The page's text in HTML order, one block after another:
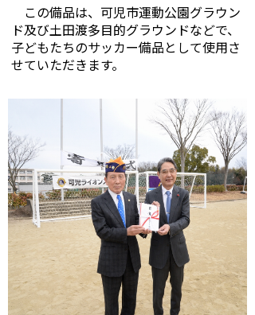
この備品は、可児市運動公園グラウン
ド及び土田渡多目的グラウンドなどで、
子どもたちのサッカー備品として使用さ
せていただきます。